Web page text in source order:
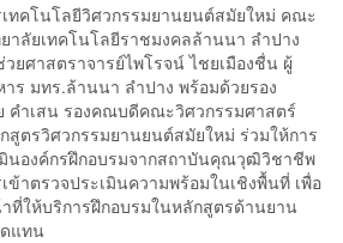
ทคโนโลยีวิศวกรรมยานยนต์สมัยใหม่ คณะ
าลัยเทคโนโลยีราชมงคลล้านนา ลำปาง
ยศาสตราจารย์ไพโรจน์ ไชยเมืองชื่น ผู้
ร มทร.ล้านนา ลำปาง พร้อมด้วยรอง
คำเสน รองคณบดีคณะวิศวกรรมศาสตร์
ตรวิศวกรรมยานยนต์สมัยใหม่ ร่วมให้การ
นองค์กรฝึกอบรมจากสถาบันคุณวุฒิวิชาชีพ
ข้าตรวจประเมินความพร้อมในเชิงพื้นที่ เพื่อ
ที่ให้บริการฝึกอบรมในหลักสูตรด้านยาน
แทน